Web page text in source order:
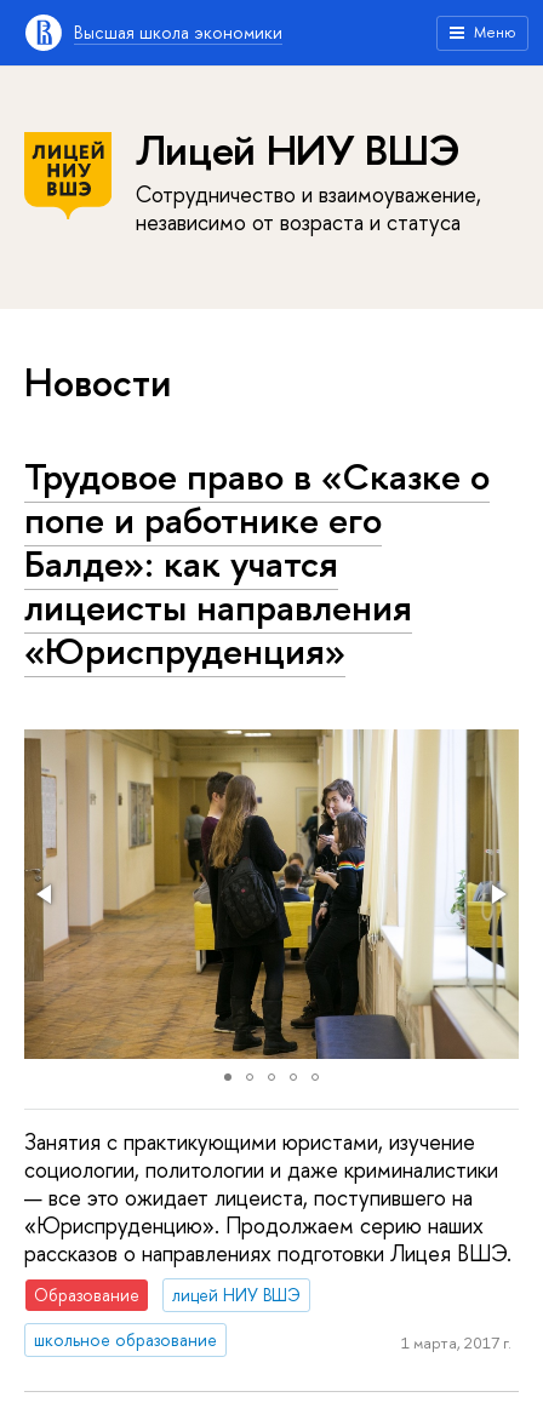
Высшая школа экономики Меню
Лицей НИУ ВШЭ
Сотрудничество и взаимоуважение,
независимо от возраста и статуса
Новости
Трудовое право в «Сказке о
попе и работнике его
Балде»: как учатся
лицеисты направления
«Юриспруденция»
Занятия с практикующими юристами, изучение
социологии, политологии и даже криминалистики
— все это ожидает лицеиста, поступившего на
«Юриспруденцию». Продолжаем серию наших
рассказов о направлениях подготовки Лицея ВШЭ.
Образование
лицей НИУ ВШЭ
школьное образование
1 марта, 2017 г.